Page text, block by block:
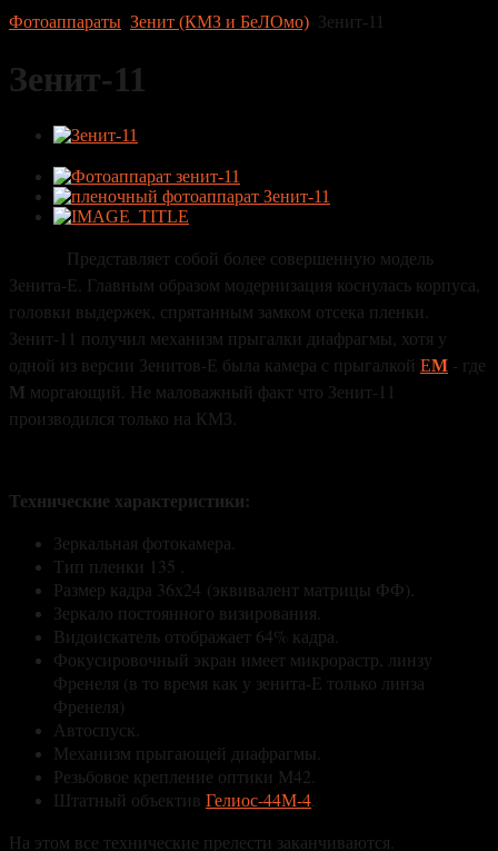
Фотоаппараты Зенит (КМЗ и БеЛОмо) Зенит-11
Зенит-11
Представляет собой более совершенную модель
Зенита-Е. Главным образом модернизация коснулась корпуса,
головки выдержек, спрятанным замком отсека пленки.
Зенит-11 получил механизм прыгалки диафрагмы, хотя у
одной из версии Зенитов-Е была камера с прыгалкой ЕМ - где
М моргающий. Не маловажный факт что Зенит-11
производился только на КМЗ.
Технические характеристики:
Зеркальная фотокамера.
Тип пленки 135 .
Размер кадра 36х24 (эквивалент матрицы ФФ).
Зеркало постоянного визирования.
Видоискатель отображает 64% кадра.
Фокусировочный экран имеет микрорастр, линзу
Френеля (в то время как у зенита-Е только линза
Френеля)
Автоспуск.
Механизм прыгающей диафрагмы.
Резьбовое крепление оптики М42.
Штатный объектив Гелиос-44М-4
На этом все технические прелести заканчиваются.